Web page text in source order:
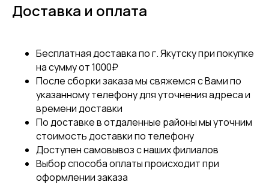
Доставка и оплата
Бесплатная доставка по г. Якутску при покупке
на сумму от 1000₽
После сборки заказа мы свяжемся с Вами по
указанному телефону для уточнения адреса и
времени доставки
По доставке в отдаленные районы мы уточним
стоимость доставки по телефону
Доступен самовывоз с наших филиалов
Выбор способа оплаты происходит при
оформлении заказа